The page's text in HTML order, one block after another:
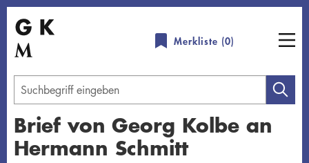
Direkt
zum
Inhalt
Merkliste (0)
Geben
Sie
einen
Suchbegriff
Brief von Georg Kolbe an
Hermann Schmitt